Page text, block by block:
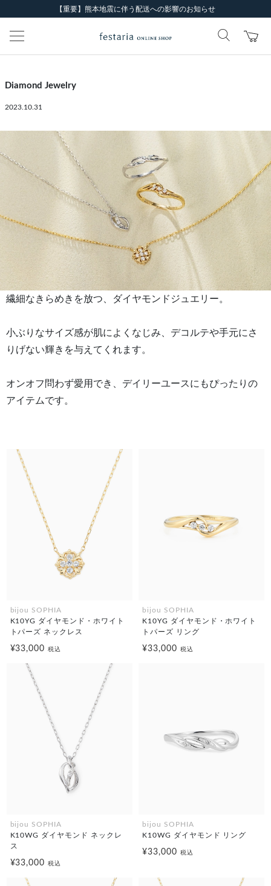
【重要】熊本地震に伴う配送への影響のお知らせ
Diamond Jewelry
2023.10.31
繊細なきらめきを放つ、ダイヤモンドジュエリー。
小ぶりなサイズ感が肌によくなじみ、デコルテや手元にさ
りげない輝きを与えてくれます。
オンオフ問わず愛用でき、デイリーユースにもぴったりの
アイテムです。
bijou SOPHIA
K10YG ダイヤモンド・ホワイト
トパーズ ネックレス
¥33,000税込
bijou SOPHIA
K10YG ダイヤモンド・ホワイト
トパーズ リング
¥33,000 税込
bijou SOPHIA
K10WG ダイヤモンド ネックレ
ス
¥33,000税込
bijou SOPHIA
K10WG ダイヤモンド リング
¥33,000 税込